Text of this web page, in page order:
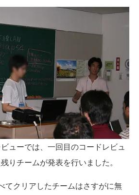
ューでは、一回目のコードレビュ
りチームが発表を行いました。
てクリアしたチームはさすがに無